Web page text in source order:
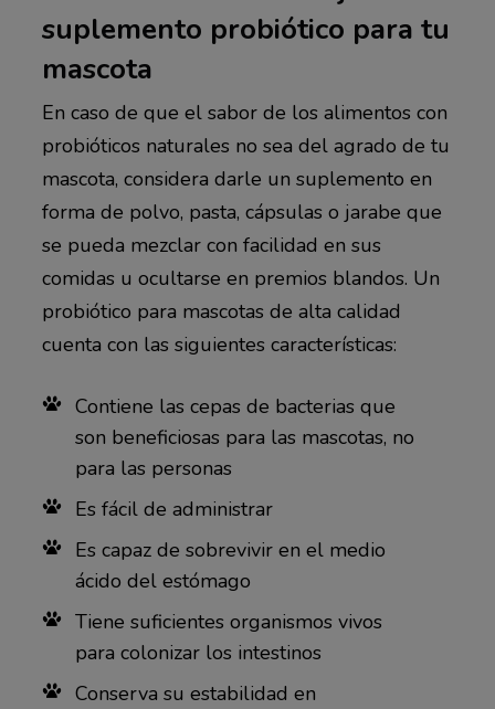
suplemento probiótico para tu
mascota
En caso de que el sabor de los alimentos con
probióticos naturales no sea del agrado de tu
mascota, considera darle un suplemento en
forma de polvo, pasta, cápsulas o jarabe que
se pueda mezclar con facilidad en sus
comidas u ocultarse en premios blandos. Un
probiótico para mascotas de alta calidad
cuenta con las siguientes características:
Contiene las cepas de bacterias que
son beneficiosas para las mascotas, no
para las personas
Es fácil de administrar
Es capaz de sobrevivir en el medio
ácido del estómago
Tiene suficientes organismos vivos
para colonizar los intestinos
Conserva su estabilidad en